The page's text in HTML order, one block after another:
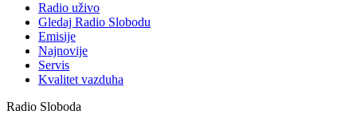
Radio uživo
Gledaj Radio Slobodu
Emisije
Najnovije
Servis
Kvalitet vazduha
Radio Sloboda